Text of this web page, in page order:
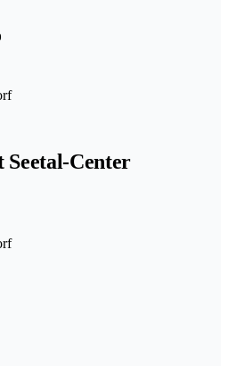
Center